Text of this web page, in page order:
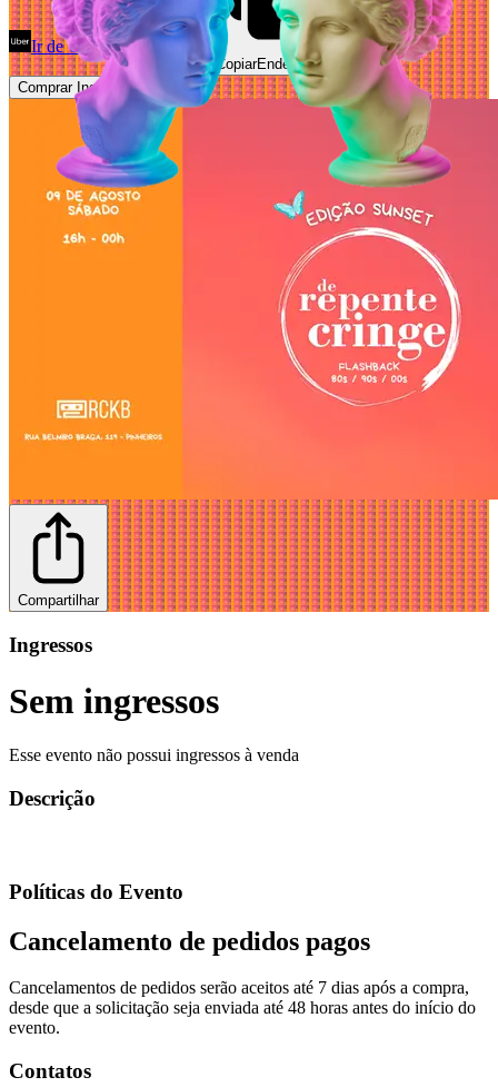
Ir de Uber Abrir Maps
CopiarEndereço
Comprar Ingressos
Compartilhar
Ingressos
Sem ingressos
Esse evento não possui ingressos à venda
Descrição
Políticas do Evento
Cancelamento de pedidos pagos
Cancelamentos de pedidos serão aceitos até 7 dias após a compra,
desde que a solicitação seja enviada até 48 horas antes do início do
evento.
Contatos